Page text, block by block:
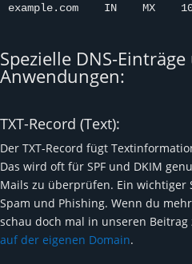
example.com    IN    MX
Spezielle DNS-
Anwendungen:
TXT-Record (Text):
Der TXT-Record fügt
Das wird oft für SPF und DKIM
Mails zu überprüfen. Ein wichtiger
Spam und Phishing. Wenn du
schau doch mal in unseren Beitrag
auf der eigenen Domain.